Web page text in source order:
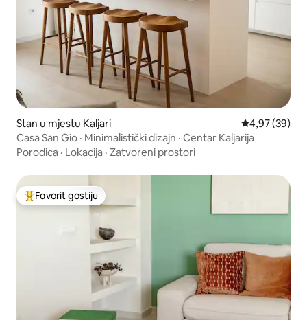
Stan u mjestu Kaljari prosječna
4,97 (39)
Casa San Gio · Minimalistički dizajn · Centar Kaljarija
Porodica · Lokacija · Zatvoreni prostori
Glavni favorit gostiju
Favorit gostiju